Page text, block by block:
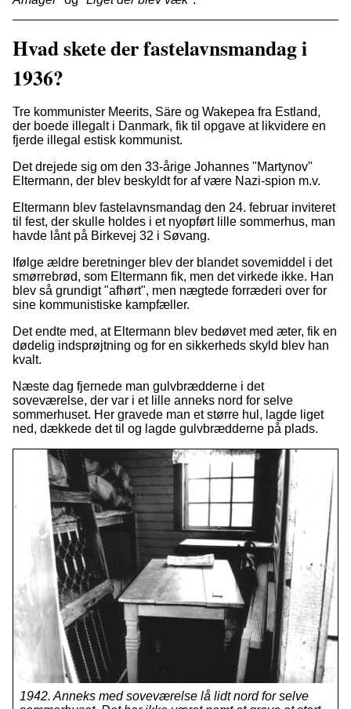
Hvad skete der fastelavnsmandag i
1936?
Tre kommunister Meerits, Säre og Wakepea fra Estland,
der boede illegalt i Danmark, fik til opgave at likvidere en
fjerde illegal estisk kommunist.
Det drejede sig om den 33-årige Johannes "Martynov"
Eltermann, der blev beskyldt for af være Nazi-spion m.v.
Eltermann blev fastelavnsmandag den 24. februar inviteret
til fest, der skulle holdes i et nyopført lille sommerhus, man
havde lånt på Birkevej 32 i Søvang.
Ifølge ældre beretninger blev der blandet sovemiddel i det
smørrebrød, som Eltermann fik, men det virkede ikke. Han
blev så grundigt "afhørt", men nægtede forræderi over for
sine kommunistiske kampfæller.
Det endte med, at Eltermann blev bedøvet med æter, fik en
dødelig indsprøjtning og for en sikkerheds skyld blev han
kvalt.
Næste dag fjernede man gulvbrædderne i det
soveværelse, der var i et lille anneks nord for selve
sommerhuset. Her gravede man et større hul, lagde liget
ned, dækkede det til og lagde gulvbrædderne på plads.
1942. Anneks med soveværelse lå lidt nord for selve